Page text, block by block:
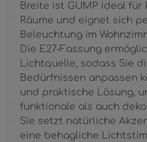
Breite ist GUMP ideal
Räume und eignet sich
Beleuchtung im
Die E27-Fassung
Lichtquelle, sodass Sie
Bedürfnissen anpassen
und praktische Lösung,
funktionale als auch
Sie setzt natürliche
eine behagliche